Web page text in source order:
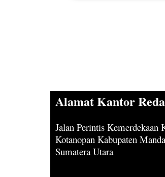
Alamat Kantor
Jalan Perintis Kemerdekaan
Kotanopan Kabupaten
Sumatera Utara